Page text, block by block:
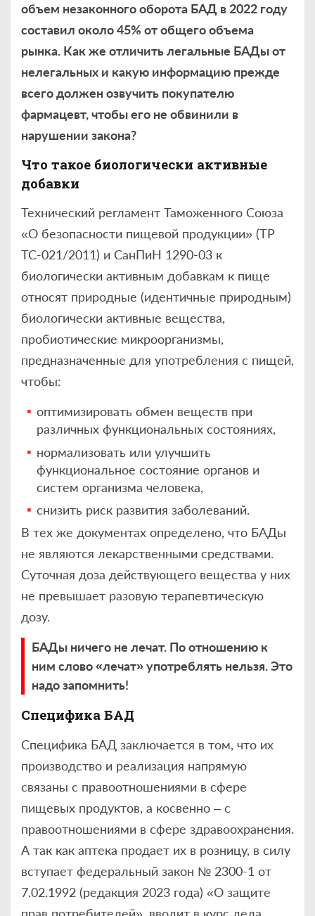
объем незаконного оборота БАД в 2022 году
составил около 45% от общего объема
рынка. Как же отличить легальные БАДы от
нелегальных и какую информацию прежде
всего должен озвучить покупателю
фармацевт, чтобы его не обвинили в
нарушении закона?
Что такое биологически активные
добавки
Технический регламент Таможенного Союза
«О безопасности пищевой продукции» (ТР
ТС-021/2011) и СанПиН 1290-03 к
биологически активным добавкам к пище
относят природные (идентичные природным)
биологически активные вещества,
пробиотические микроорганизмы,
предназначенные для употребления с пищей,
чтобы:
оптимизировать обмен веществ при
различных функциональных состояниях,
нормализовать или улучшить
функциональное состояние органов и
систем организма человека,
снизить риск развития заболеваний.
В тех же документах определено, что БАДы
не являются лекарственными средствами.
Суточная доза действующего вещества у них
не превышает разовую терапевтическую
дозу.
БАДы ничего не лечат. По отношению к
ним слово «лечат» употреблять нельзя. Это
надо запомнить!
Специфика БАД
Специфика БАД заключается в том, что их
производство и реализация напрямую
связаны с правоотношениями в сфере
пищевых продуктов, а косвенно – с
правоотношениями в сфере здравоохранения.
А так как аптека продает их в розницу, в силу
вступает федеральный закон № 2300-1 от
7.02.1992 (редакция 2023 года) «О защите